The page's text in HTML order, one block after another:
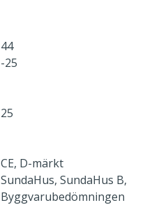
44
-25
25
CE, D-märkt
SundaHus, SundaHus B,
Byggvarubedömningen